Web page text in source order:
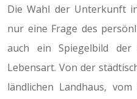
Die Wahl der Unterkunft
nur eine Frage des
auch ein Spiegelbild
Lebensart. Von der
ländlichen Landhaus,